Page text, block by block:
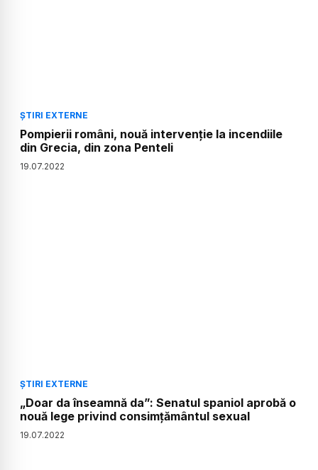
ȘTIRI EXTERNE
Pompierii români, nouă intervenție la incendiile
din Grecia, din zona Penteli
19.07.2022
ȘTIRI EXTERNE
„Doar da înseamnă da”: Senatul spaniol aprobă o
nouă lege privind consimțământul sexual
19.07.2022